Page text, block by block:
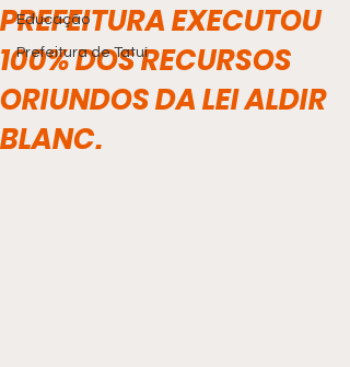
Educação
Prefeitura de Tatuí
PREFEITURA EXECUTOU
100% DOS RECURSOS
ORIUNDOS DA LEI ALDIR
BLANC.